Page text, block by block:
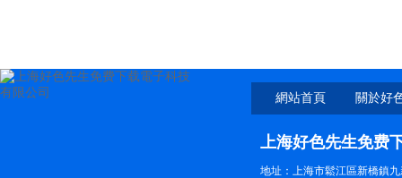
網站首頁 關於好
费
上海好色先生免费
地址：上海市鬆江區新橋鎮